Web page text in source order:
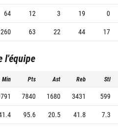
64 12 3 19
0
260 63 22 44 17
l'équipe
Min Pts Ast Reb Stl
7840 1680 3431
599
95.6 20.5 41.8 7.3